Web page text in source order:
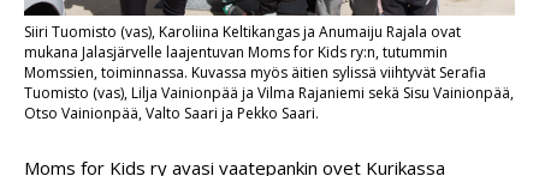
Siiri Tuomisto (vas), Karoliina Keltikangas ja Anumaiju Rajala ovat
mukana Jalasjärvelle laajentuvan Moms for Kids ry:n, tutummin
Momssien, toiminnassa. Kuvassa myös äitien sylissä viihtyvät Serafia
Tuomisto (vas), Lilja Vainionpää ja Vilma Rajaniemi sekä Sisu Vainionpää,
Otso Vainionpää, Valto Saari ja Pekko Saari.
Moms for Kids ry avasi vaatepankin ovet Kurikassa